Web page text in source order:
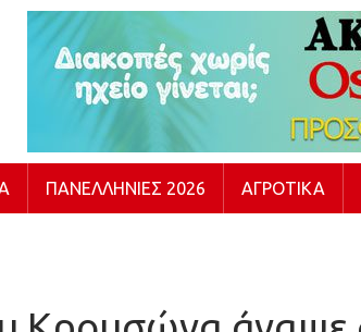
ΠΑΝΕΛΛΉΝΙΕΣ 2026 ΑΓΡΟΤΙΚΆ